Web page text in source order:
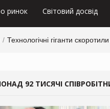
ринок Світовий досвід
Технологічні гіганти
92 ТИСЯЧІ